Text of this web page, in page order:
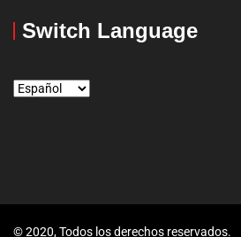
Switch Language
© 2020, Todos los derechos reservados.